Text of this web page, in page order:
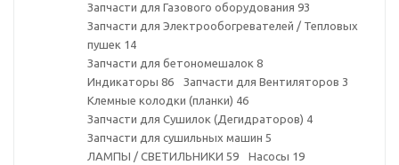
Запчасти для Газового оборудования 93
Запчасти для Электрообогревателей / Тепловых
пушек 14
Запчасти для бетономешалок 8
Индикаторы 86 Запчасти для Вентиляторов 3
Клемные колодки (планки) 46
Запчасти для Сушилок (Дегидраторов) 4
Запчасти для сушильных машин 5
ЛАМПЫ / СВЕТИЛЬНИКИ 59 Насосы 19